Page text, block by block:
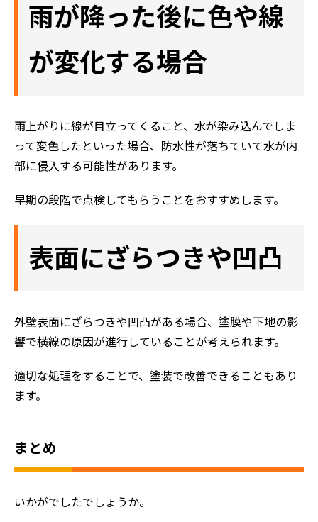
雨が降った後に色や線
が変化する場合
雨上がりに線が目立ってくること、水が染み込んでしま
って変色したといった場合、防水性が落ちていて水が内
部に侵入する可能性があります。
早期の段階で点検してもらうことをおすすめします。
表面にざらつきや凹凸
外壁表面にざらつきや凹凸がある場合、塗膜や下地の影
響で横線の原因が進行していることが考えられます。
適切な処理をすることで、塗装で改善できることもあり
ます。
まとめ
いかがでしたでしょうか。